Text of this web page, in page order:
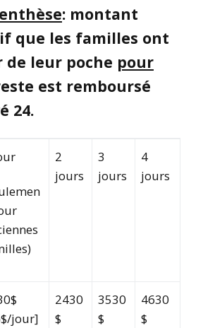
: montant
que les familles ont
de leur poche pour
est remboursé
24.
2
jours
3
jours
4
jours
jour]
2430
$
3530
$
4630
$